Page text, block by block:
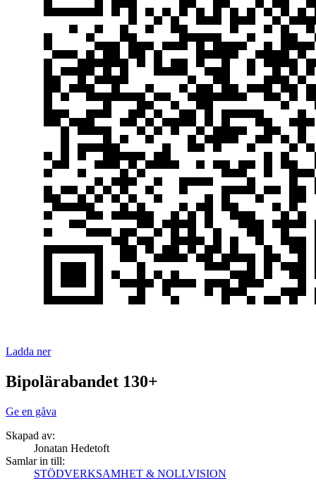
Ladda ner
Bipolärabandet 130+
Ge en gåva
Skapad av:
Jonatan Hedetoft
Samlar in till:
STÖDVERKSAMHET & NOLLVISION